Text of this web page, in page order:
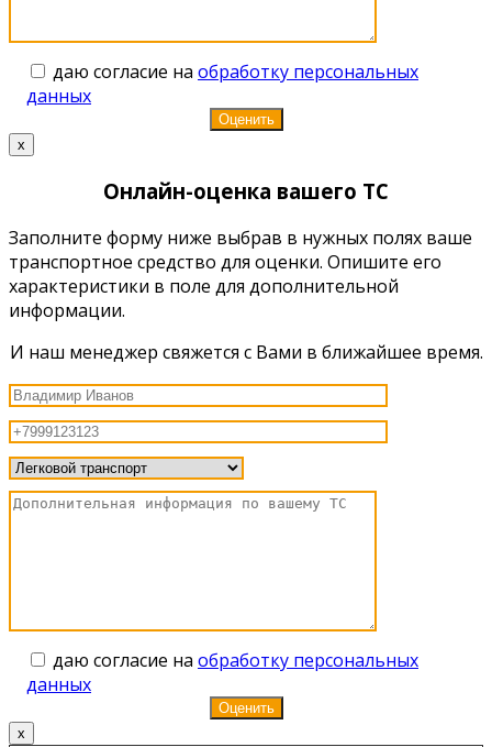
даю согласие на обработку персональных
данных
x
Онлайн-оценка вашего ТС
Заполните форму ниже выбрав в нужных полях ваше
транспортное средство для оценки. Опишите его
характеристики в поле для дополнительной
информации.
И наш менеджер свяжется с Вами в ближайшее время.
даю согласие на обработку персональных
данных
x